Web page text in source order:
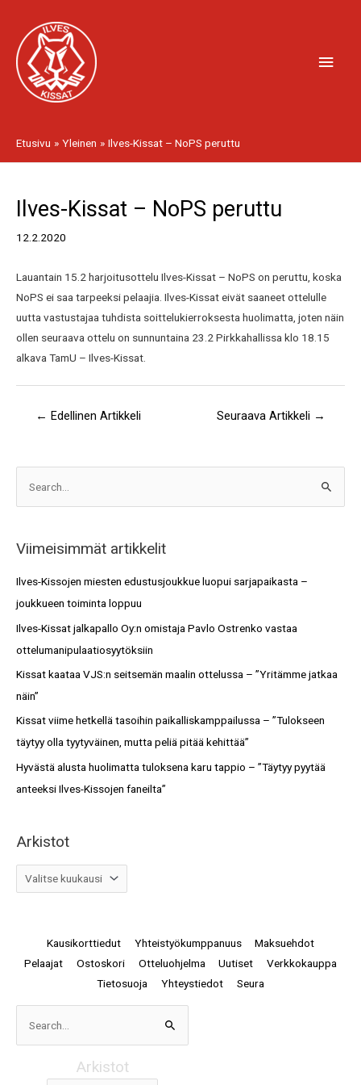
sisältöön
Etusivu Yleinen Ilves-Kissat – NoPS peruttu
Ilves-Kissat – NoPS peruttu
12.2.2020
Lauantain 15.2 harjoitusottelu Ilves-Kissat – NoPS on peruttu, koska
NoPS ei saa tarpeeksi pelaajia. Ilves-Kissat eivät saaneet ottelulle
uutta vastustajaa tuhdista soittelukierroksesta huolimatta, joten näin
ollen seuraava ottelu on sunnuntaina 23.2 Pirkkahallissa klo 18.15
alkava TamU – Ilves-Kissat.
selaus
← Edellinen Artikkeli Seuraava Artikkeli →
e
r
c
h
Viimeisimmät artikkelit
Ilves-Kissojen miesten edustusjoukkue luopui sarjapaikasta –
joukkueen toiminta loppuu
Ilves-Kissat jalkapallo Oy:n omistaja Pavlo Ostrenko vastaa
ottelumanipulaatiosyytöksiin
Kissat kaataa VJS:n seitsemän maalin ottelussa – ”Yritämme jatkaa
näin”
Kissat viime hetkellä tasoihin paikalliskamppailussa – ”Tulokseen
täytyy olla tyytyväinen, mutta peliä pitää kehittää”
Hyvästä alusta huolimatta tuloksena karu tappio – ”Täytyy pyytää
anteeksi Ilves-Kissojen faneilta”
Arkistot
i
t
o
t
Kausikorttiedut Yhteistyökumppanuus
Maksuehdot
Pelaajat
Ostoskori Otteluohjelma Uutiset
Verkkokauppa
Tietosuoja
Yhteystiedot Seura
Search
for:
Arkistot